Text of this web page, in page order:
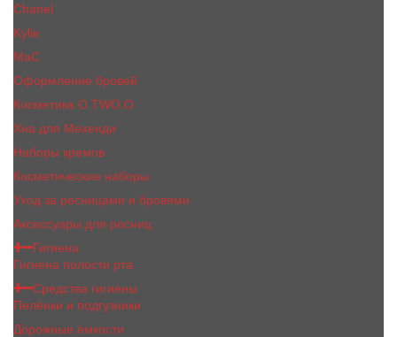
Сhanеl
Kylie
MaC
Оформление бровей
Косметика O.TWO.O
Хна для Мехенди
Наборы кремов
Косметические наборы
Уход за ресницами и бровями
Аксессуары для ресниц
Гигиена
Гигиена полости рта
Средства гигиены
Пелёнки и подгузники
Дорожные ёмкости